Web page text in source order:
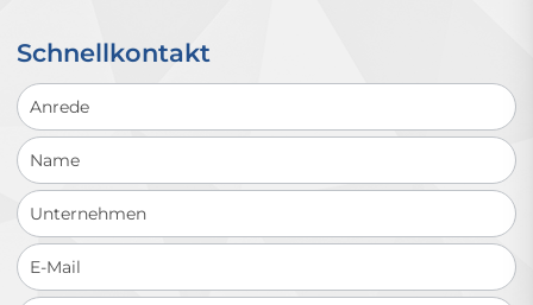
Schnellkontakt
Schnellkontakt